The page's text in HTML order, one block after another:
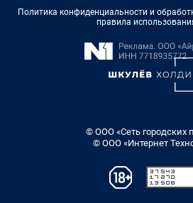
Политика конфиденциальности и
правила
© ООО «Сеть городских
© ООО «Интернет